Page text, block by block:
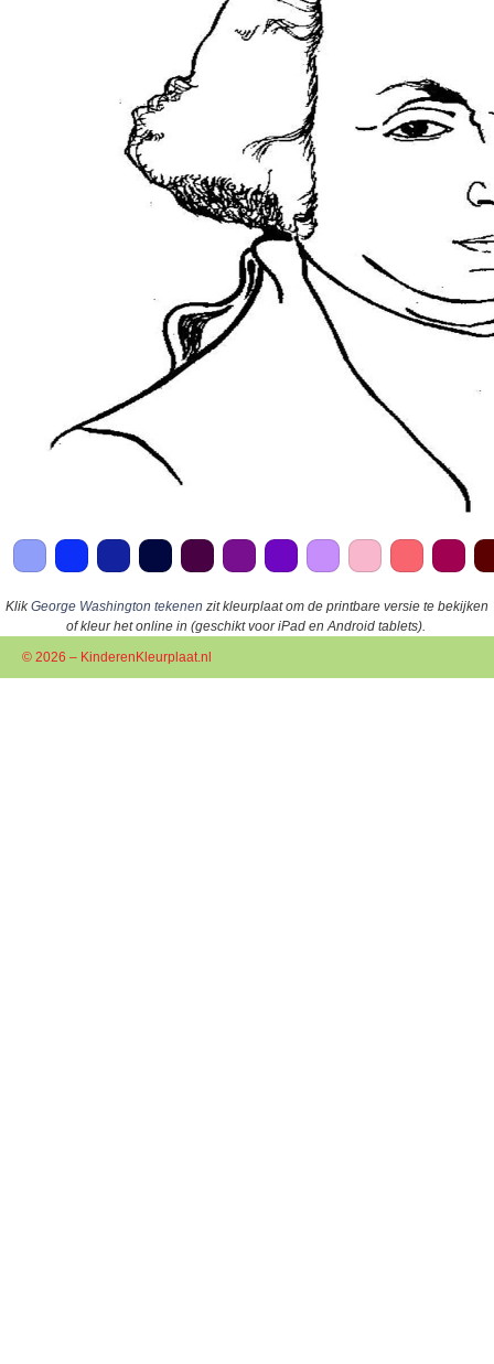
KlikGeorge Washington tekenen zit kleurplaat om de printbare versie te bekijken
of kleur het online in (geschikt voor iPad en Android tablets).
© 2026 – KinderenKleurplaat.nl